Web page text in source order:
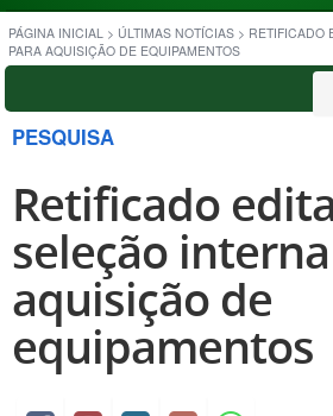
PÁGINA INICIAL > ÚLTIMAS NOTÍCIAS > RETIFICADO
PARA AQUISIÇÃO DE EQUIPAMENTOS
PESQUISA
Retificado
seleção
aquisição de
equipamentos